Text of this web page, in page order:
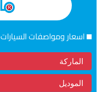
اسعار ومواصفات السيارات